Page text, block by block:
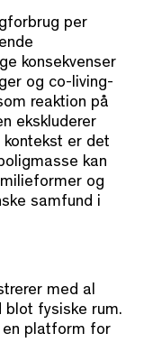
per
konsekvenser
og co-living-
reaktion på
ekskluderer
er det
kan
og
samfund i
med al
blot fysiske rum.
en platform for